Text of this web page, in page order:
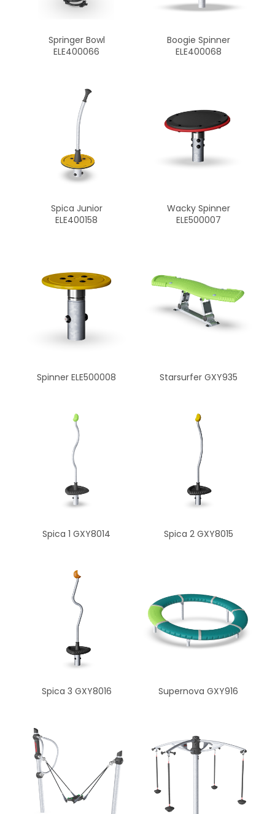
Springer Bowl
ELE400066
Boogie Spinner
ELE400068
Spica Junior
ELE400158
Wacky Spinner
ELE500007
Spinner ELE500008 Starsurfer GXY935
Spica 1 GXY8014 Spica 2 GXY8015
Spica 3 GXY8016 Supernova GXY916